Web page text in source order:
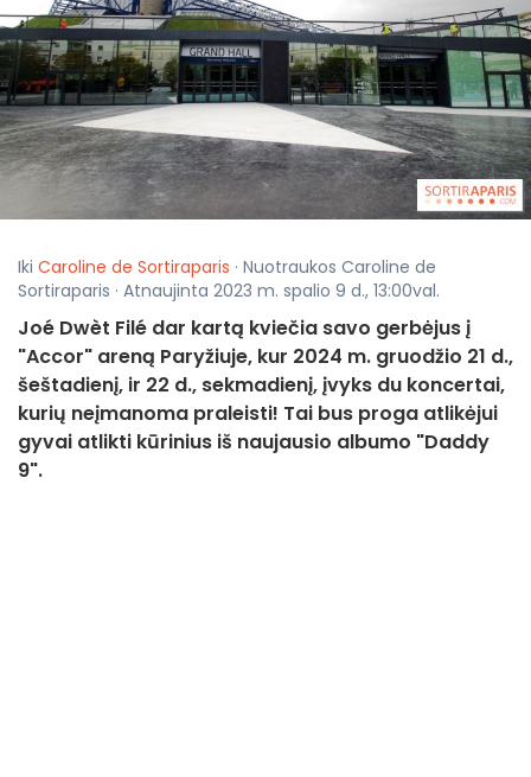
Iki Caroline de Sortiraparis · Nuotraukos Caroline de
Sortiraparis · Atnaujinta 2023 m. spalio 9 d., 13:00val.
Joé Dwèt Filé dar kartą kviečia savo gerbėjus į
"Accor" areną Paryžiuje, kur 2024 m. gruodžio 21 d.,
šeštadienį, ir 22 d., sekmadienį, įvyks du koncertai,
kurių neįmanoma praleisti! Tai bus proga atlikėjui
gyvai atlikti kūrinius iš naujausio albumo "Daddy
9".